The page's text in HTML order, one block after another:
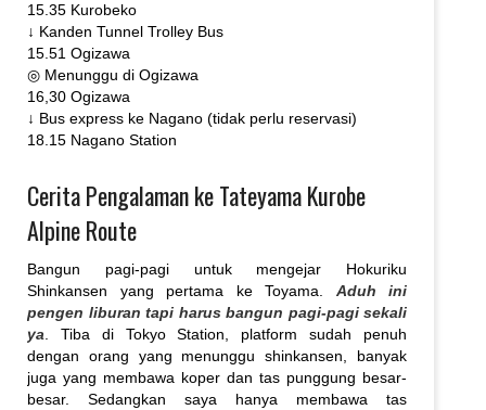
15.35 Kurobeko
↓ Kanden Tunnel Trolley Bus
15.51 Ogizawa
◎ Menunggu di Ogizawa
16,30 Ogizawa
↓ Bus express ke Nagano (tidak perlu reservasi)
18.15 Nagano Station
Cerita Pengalaman ke Tateyama Kurobe
Alpine Route
Bangun pagi-pagi untuk mengejar Hokuriku
Shinkansen yang pertama ke Toyama. Aduh ini
pengen liburan tapi harus bangun pagi-pagi sekali
ya . Tiba di Tokyo Station, platform sudah penuh
dengan orang yang menunggu shinkansen, banyak
juga yang membawa koper dan tas punggung besar-
besar. Sedangkan saya hanya membawa tas